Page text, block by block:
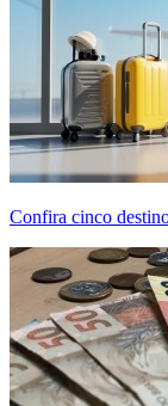
Confira cinco